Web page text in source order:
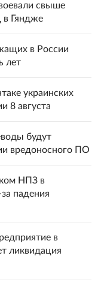
свыше
в Гяндже
в России
лет
украинских
8 августа
будут
вредоносного ПО
НПЗ в
падения
в
ликвидация